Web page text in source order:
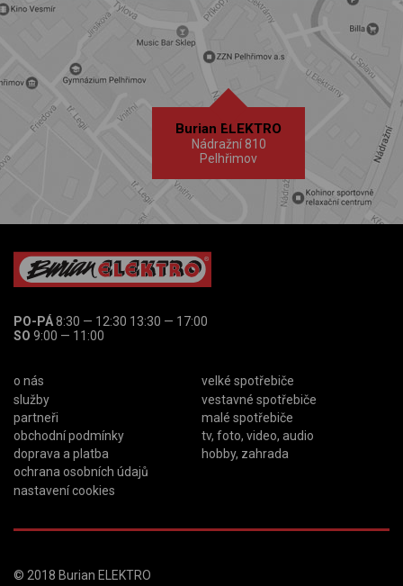
Burian ELEKTRO
Nádražní 810
Pelhřimov
PO-PÁ8:30 — 12:30 13:30 — 17:00
SO 9:00 — 11:00
o nás
služby
partneři
obchodní podmínky
doprava a platba
ochrana osobních údajů
nastavení cookies
velké spotřebiče
vestavné spotřebiče
malé spotřebiče
tv, foto, video, audio
hobby, zahrada
© 2018 Burian ELEKTRO